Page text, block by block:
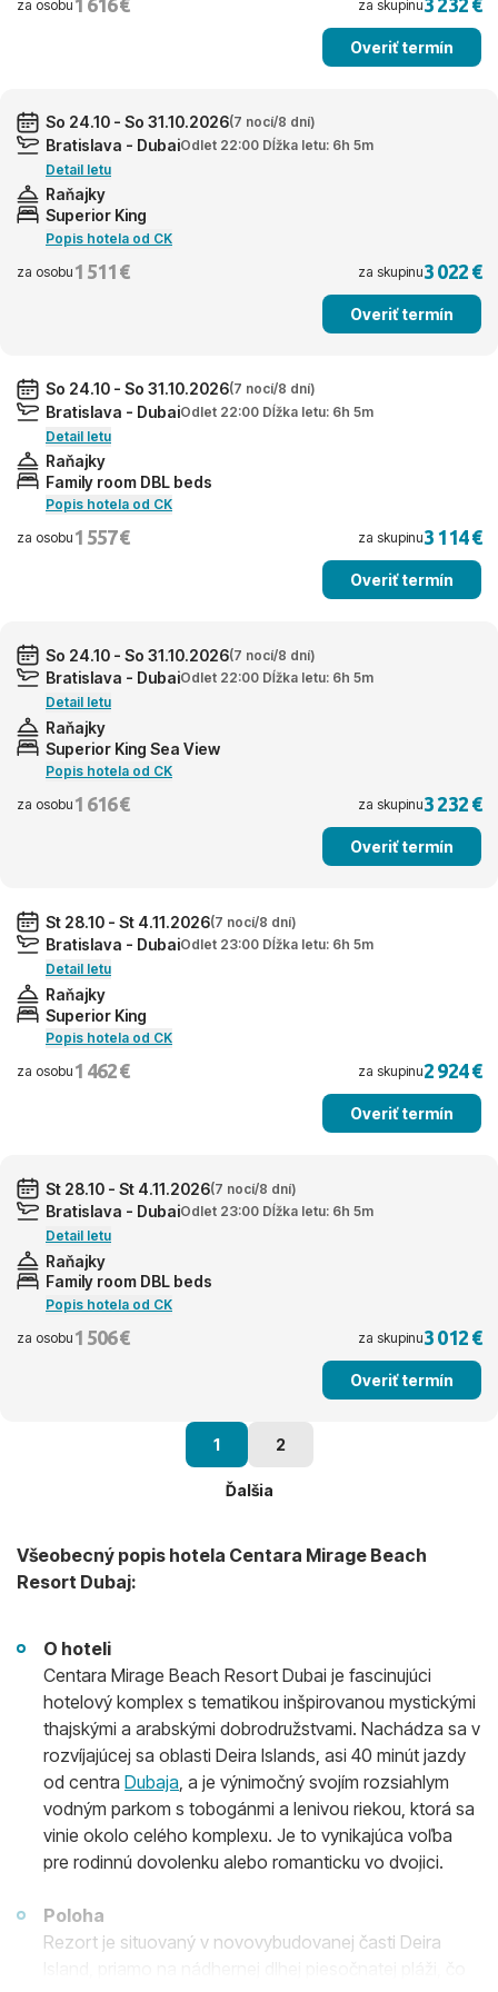
za osobu za skupinu
Overiť termín
So 24.10 - So 31.10.2026(7 nocí/8 dní)
Bratislava - DubaiOdlet 22:00 Dĺžka letu: 6h 5m
Detail letu
Raňajky
Superior King
Popis hotela od CK
za osobu 1 511 € za skupinu3 022 €
Overiť termín
So 24.10 - So 31.10.2026(7 nocí/8 dní)
Bratislava - DubaiOdlet 22:00 Dĺžka letu: 6h 5m
Detail letu
Raňajky
Family room DBL beds
Popis hotela od CK
za osobu 1 557 € za skupinu3 114 €
Overiť termín
So 24.10 - So 31.10.2026(7 nocí/8 dní)
Bratislava - DubaiOdlet 22:00 Dĺžka letu: 6h 5m
Detail letu
Raňajky
Superior King Sea View
Popis hotela od CK
za osobu 1 616 € za skupinu3 232 €
Overiť termín
St 28.10 - St 4.11.2026(7 nocí/8 dní)
Bratislava - DubaiOdlet 23:00 Dĺžka letu: 6h 5m
Detail letu
Raňajky
Superior King
Popis hotela od CK
za osobu 1 462 € za skupinu2 924 €
Overiť termín
St 28.10 - St 4.11.2026(7 nocí/8 dní)
Bratislava - DubaiOdlet 23:00 Dĺžka letu: 6h 5m
Detail letu
Raňajky
Family room DBL beds
Popis hotela od CK
za osobu 1 506 € za skupinu3 012 €
Overiť termín
1 2
Ďalšia
Všeobecný popis hotela Centara Mirage Beach
Resort Dubaj:
O hoteli
Centara Mirage Beach Resort Dubai je fascinujúci
hotelový komplex s tematikou inšpirovanou mystickými
thajskými a arabskými dobrodružstvami. Nachádza sa v
rozvíjajúcej sa oblasti Deira Islands, asi 40 minút jazdy
od centra Dubaja, a je výnimočný svojím rozsiahlym
vodným parkom s tobogánmi a lenivou riekou, ktorá sa
vinie okolo celého komplexu. Je to vynikajúca voľba
pre rodinnú dovolenku alebo romanticku vo dvojici.
Poloha
Rezort je situovaný v novovybudovanej časti Deira